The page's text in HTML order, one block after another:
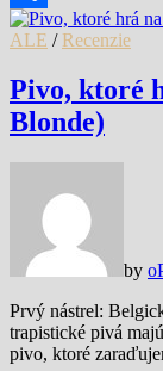
Share
ALE / Recenzie
Pivo, ktoré
Blonde)
by
Prvý nástrel:
trapistické pivá
pivo, ktoré